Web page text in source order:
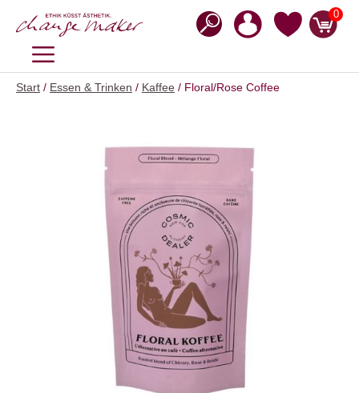
Inhalt
0
MENÜ
Start / Essen & Trinken / Kaffee / Floral/Rose Coffee